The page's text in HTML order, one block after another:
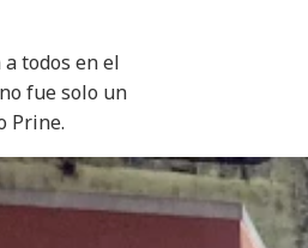
todos en el
fue solo un
Prine.